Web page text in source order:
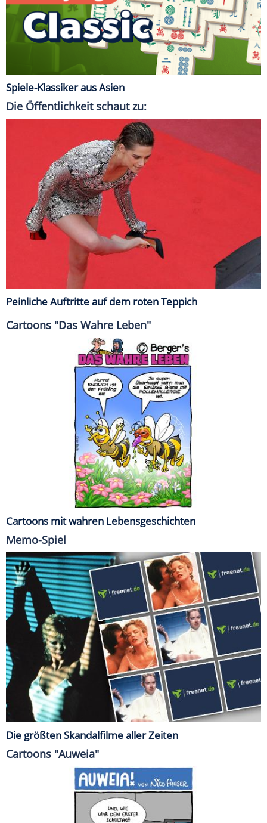
Spiele-Klassiker aus Asien
Die Öffentlichkeit schaut zu:
Peinliche Auftritte auf dem roten Teppich
Cartoons "Das Wahre Leben"
Cartoons mit wahren Lebensgeschichten
Memo-Spiel
Die größten Skandalfilme aller Zeiten
Cartoons "Auweia"